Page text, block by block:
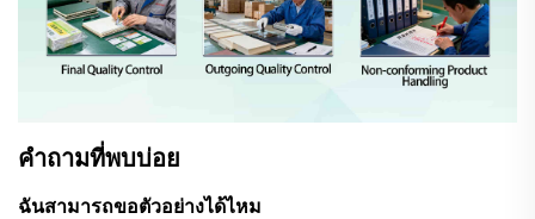
คำถามที่พบบ่อย
ฉันสามารถขอตัวอย่างได้ไหม